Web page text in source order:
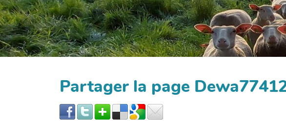
Partager la page